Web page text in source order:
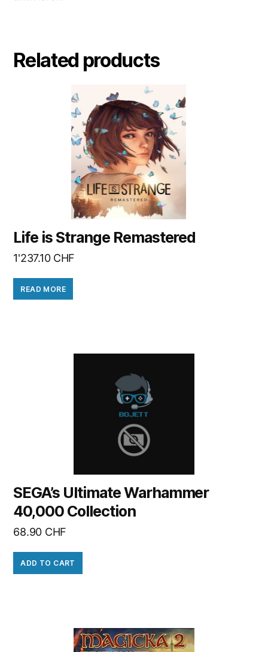
Related products
Life is Strange Remastered
1'237.10 CHF
READ MORE
SEGA’s Ultimate Warhammer
40,000 Collection
68.90 CHF
ADD TO CART